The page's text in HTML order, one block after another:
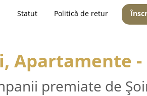
Statut Politică de retur
Apartamente -
premiate de